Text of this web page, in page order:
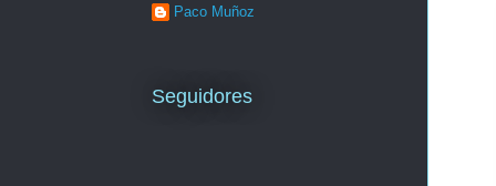
Paco Muñoz
Seguidores